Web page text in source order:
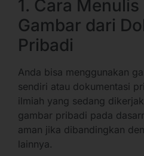
1. Cara Menulis
Gambar dari
Pribadi
Anda bisa menggunakan
sendiri atau dokumentasi
ilmiah yang sedang
gambar pribadi pada
aman jika dibandingkan
lainnya.